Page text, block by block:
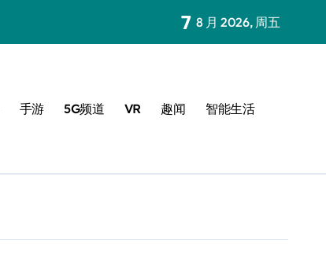
7 8 月 2026, 周五
手游 5G频道 VR 趣闻 智能生活